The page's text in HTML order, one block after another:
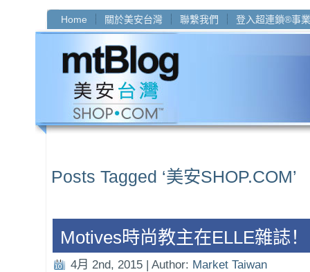
Home 關於美安台灣 聯繫我們 登入超連鎖®事業
Posts Tagged ‘美安SHOP.COM’
Motives時尚教主在ELLE雜誌！
4月 2nd, 2015 | Author: Market Taiwan